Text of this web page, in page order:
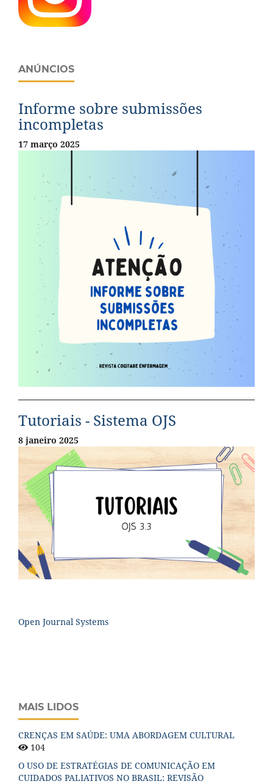
ANÚNCIOS
Informe sobre submissões
incompletas
17 março 2025
Tutoriais - Sistema OJS
8 janeiro 2025
Open Journal Systems
MAIS LIDOS
CRENÇAS EM SAÚDE: UMA ABORDAGEM CULTURAL
104
O USO DE ESTRATÉGIAS DE COMUNICAÇÃO EM
CUIDADOS PALIATIVOS NO BRASIL: REVISÃO